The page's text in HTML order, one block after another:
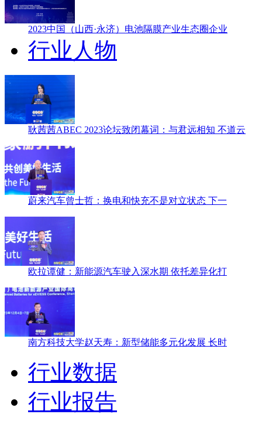
2023中国（山西·永济）电池隔膜产业生态圈企业
行业人物
耿茜茜ABEC 2023论坛致闭幕词：与君远相知 不道云
蔚来汽车曾士哲：换电和快充不是对立状态 下一
欧拉谭健：新能源汽车驶入深水期 依托差异化打
南方科技大学赵天寿：新型储能多元化发展 长时
行业数据
行业报告